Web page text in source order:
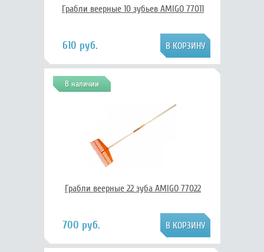
Грабли веерные 10 зубьев AMIGO 77011
610 руб.
В наличии
Грабли веерные 22 зуба AMIGO 77022
700 руб.